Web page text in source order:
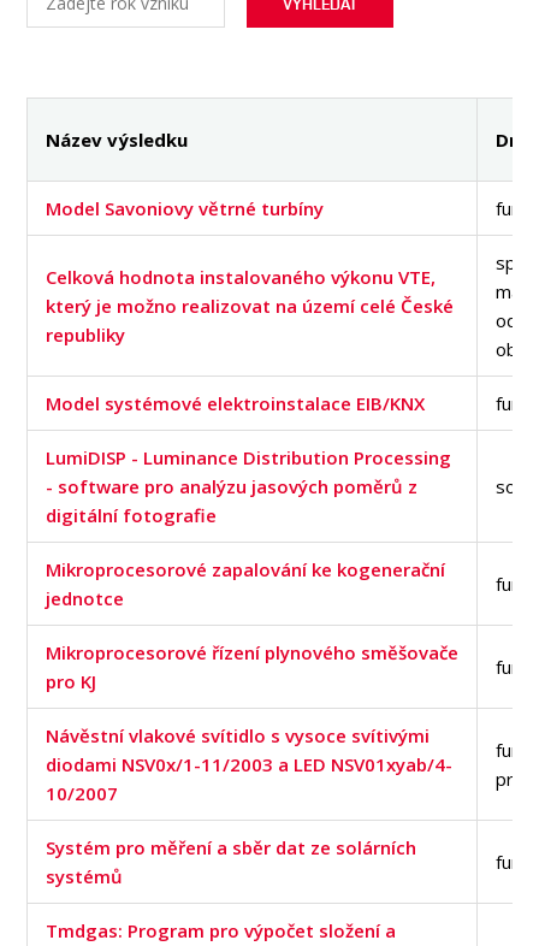
OSOBY
KONTAKT
Název výsledku
Model Savoniovy větrné turbíny
Celková hodnota instalovaného výkonu VTE,
který je možno realizovat na území celé České
republiky
Model systémové elektroinstalace EIB/KNX
LumiDISP - Luminance Distribution Processing
- software pro analýzu jasových poměrů z
digitální fotografie
Mikroprocesorové zapalování ke kogenerační
jednotce
Mikroprocesorové řízení plynového směšovače
pro KJ
Návěstní vlakové svítidlo s vysoce svítivými
diodami NSV0x/1-11/2003 a LED NSV01xyab/4-
10/2007
Systém pro měření a sběr dat ze solárních
systémů
Tmdgas: Program pro výpočet složení a